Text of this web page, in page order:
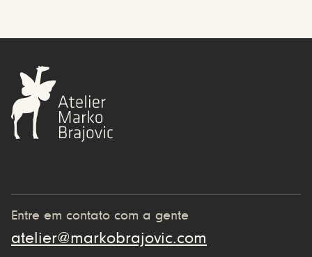
Entre em contato com a gente
atelier@markobrajovic.com